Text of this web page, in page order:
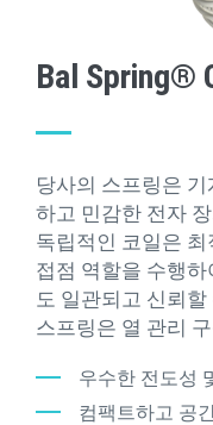
Bal Spring®
당사의 스프링은
하고 민감한 전자
독립적인 코일은
접점 역할을 수행
도 일관되고 신뢰
스프링은 열 관리
우수한 전도성
컴팩트하고 공